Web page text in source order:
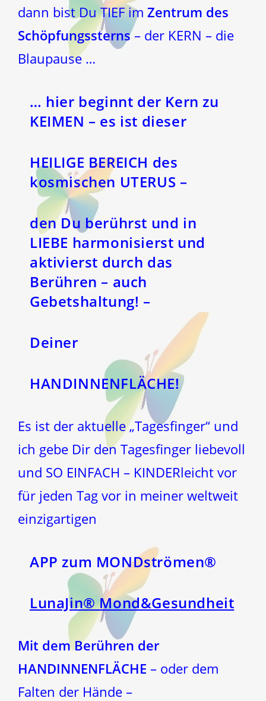
dann bist Du TIEF im Zentrum des
Schöpfungssterns– der KERN – die
Blaupause …
… hier beginnt der Kern zu
KEIMEN – es ist dieser
HEILIGE BEREICH des
kosmischen UTERUS –
den Du berührst und in
LIEBE harmonisierst und
aktivierst durch das
Berühren – auch
Gebetshaltung! –
Deiner
HANDINNENFLÄCHE!
Es ist der aktuelle „Tagesfinger“ und
ich gebe Dir den Tagesfinger liebevoll
und SO EINFACH – KINDERleicht vor
für jeden Tag vor in meiner weltweit
einzigartigen
APP zum MONDströmen®
LunaJin® Mond&Gesundheit
Mit dem Berühren der
HANDINNENFLÄCHE – oder dem
Falten der Hände –